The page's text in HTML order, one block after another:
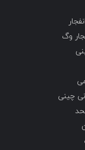
وگ
چینی